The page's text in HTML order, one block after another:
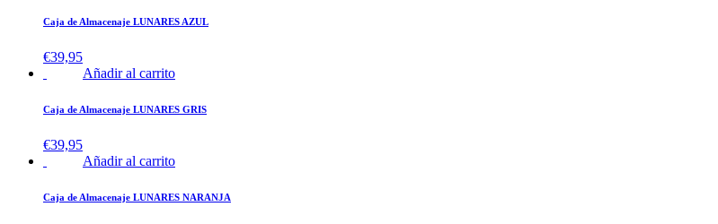
Caja de Almacenaje LUNARES AZUL
€39,95
Añadir al carrito
Caja de Almacenaje LUNARES GRIS
€39,95
Añadir al carrito
Caja de Almacenaje LUNARES NARANJA